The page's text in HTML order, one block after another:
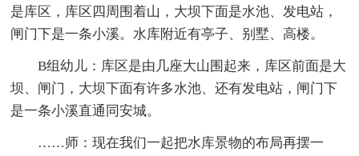
是库区，库区四周围着山，大坝下面是水池、发电站，
闸门下是一条小溪。水库附近有亭子、别墅、高楼。
B组幼儿：库区是由几座大山围起来，库区前面是大
坝、闸门，大坝下面有许多水池、还有发电站，闸门下
是一条小溪直通同安城。
……师：现在我们一起把水库景物的布局再摆一